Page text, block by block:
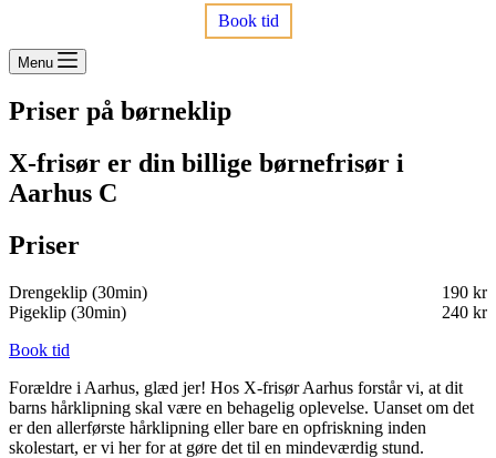
Book tid
Menu
Priser på børneklip
X-frisør er din billige børnefrisør i
Aarhus C
Priser
Drengeklip (30min)
190 kr
Pigeklip (30min)
240 kr
Book tid
Forældre i Aarhus, glæd jer! Hos X-frisør Aarhus forstår vi, at dit
barns hårklipning skal være en behagelig oplevelse. Uanset om det
er den allerførste hårklipning eller bare en opfriskning inden
skolestart, er vi her for at gøre det til en mindeværdig stund.